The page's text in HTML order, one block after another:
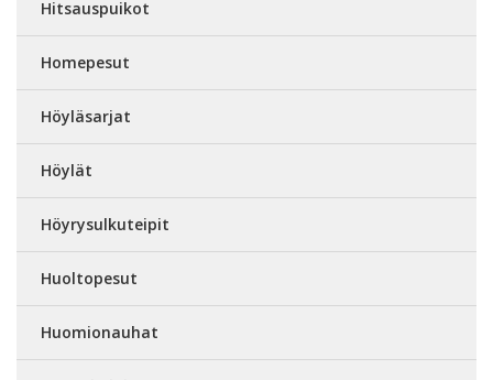
Hitsauspuikot
Homepesut
Höyläsarjat
Höylät
Höyrysulkuteipit
Huoltopesut
Huomionauhat